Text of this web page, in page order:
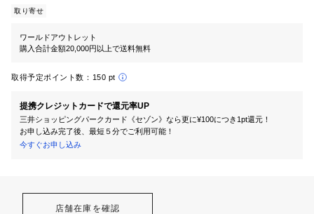
取り寄せ
ワールドアウトレット
購入合計金額20,000円以上で送料無料
取得予定ポイント数： 150 pt
提携クレジットカードで還元率UP
三井ショッピングパークカード《セゾン》なら更に¥100につき1pt還元！
お申し込み完了後、最短５分でご利用可能！
今すぐお申し込み
店舗在庫を確認